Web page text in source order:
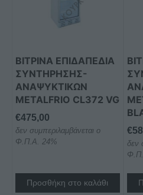
ΒΙΤΡΙΝΑ ΕΠΙΔΑΠΕΔΙΑ
ΣΥΝΤΗΡΗΣΗΣ-
ΑΝΑΨΥΚΤΙΚΩΝ
METALFRIO CL372 VG
€475,00
δεν συμπεριλαμβάνεται ο
Φ.Π.Α. 24%
Προσθήκη στο καλάθι
€
δεν